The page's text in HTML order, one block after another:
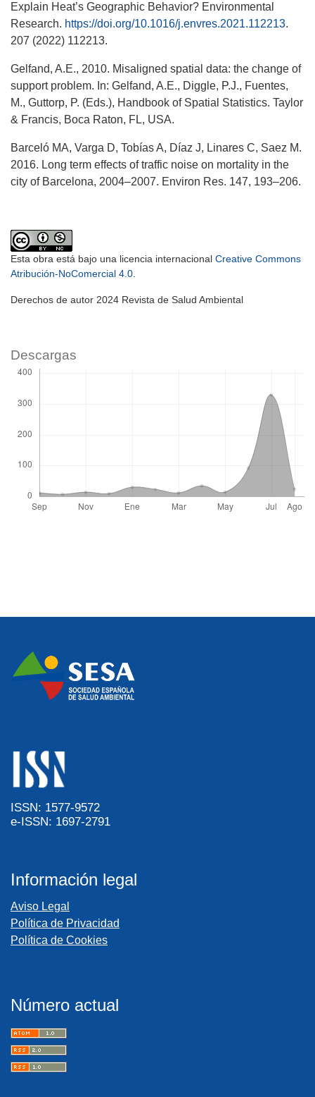
Explain Heat’s Geographic Behavior? Environmental
Research. https://doi.org/10.1016/j.envres.2021.112213.
207 (2022) 112213.
Gelfand, A.E., 2010. Misaligned spatial data: the change of
support problem. In: Gelfand, A.E., Diggle, P.J., Fuentes,
M., Guttorp, P. (Eds.), Handbook of Spatial Statistics. Taylor
& Francis, Boca Raton, FL, USA.
Barceló MA, Varga D, Tobías A, Díaz J, Linares C, Saez M.
2016. Long term effects of traffic noise on mortality in the
city of Barcelona, 2004–2007. Environ Res. 147, 193–206.
Esta obra está bajo una licencia internacional Creative Commons
Atribución-NoComercial 4.0.
Derechos de autor 2024 Revista de Salud Ambiental
Descargas
ISSN: 1577-9572
e-ISSN: 1697-2791
Información legal
Aviso Legal
Política de Privacidad
Política de Cookies
Número actual